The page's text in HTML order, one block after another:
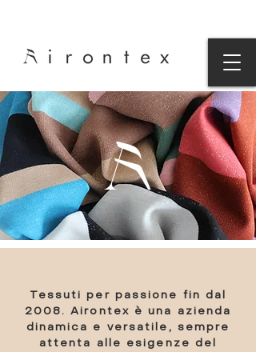
Tessuti per passione fin dal
2008. Airontex è una azienda
dinamica e versatile, sempre
attenta alle esigenze del